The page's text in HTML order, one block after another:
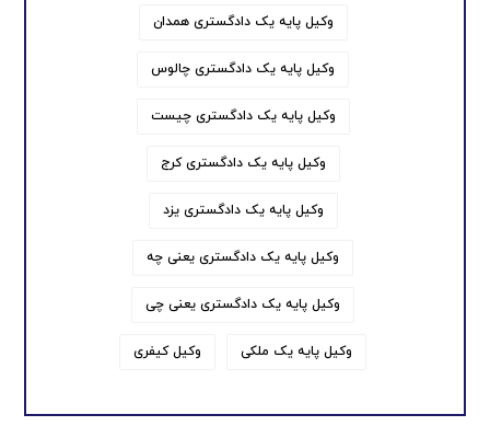
وکیل پایه یک دادگستری همدان
وکیل پایه یک دادگستری چالوس
وکیل پایه یک دادگستری چیست
وکیل پایه یک دادگستری کرج
وکیل پایه یک دادگستری یزد
وکیل پایه یک دادگستری یعنی چه
وکیل پایه یک دادگستری یعنی چی
وکیل پایه یک ملکی وکیل کیفری